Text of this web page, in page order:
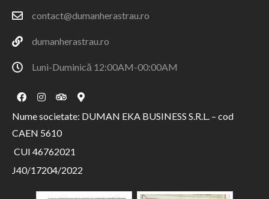
contact@dumanherastrau.ro
dumanherastrau.ro
Luni-Duminică 12:00AM-00:00AM
Nume societate: DUMAN EKA BUSINESS S.R.L. – cod
CAEN 5610
CUI 46762021
J40/17204/2022